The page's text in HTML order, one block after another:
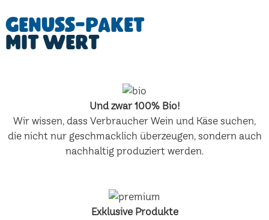
Genuss-Paket
mit Wert
Und zwar 100% Bio!
Wir wissen, dass Verbraucher Wein und Käse suchen,
die nicht nur geschmacklich überzeugen, sondern auch
nachhaltig produziert werden.
Exklusive Produkte